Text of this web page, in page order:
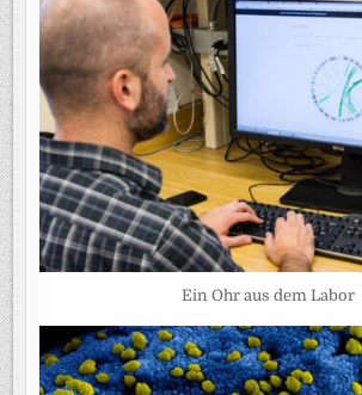
Ein Ohr aus dem Labor